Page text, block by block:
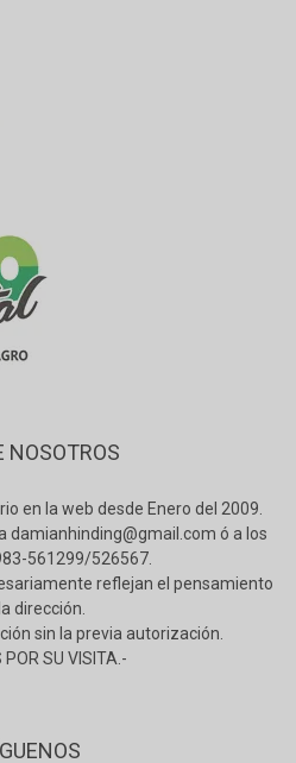
NOSOTROS
en la web desde Enero del 2009.
damianhinding@gmail.com ó a los
561299/526567.
reflejan el pensamiento
dirección.
sin la previa autorización.
POR SU VISITA.-